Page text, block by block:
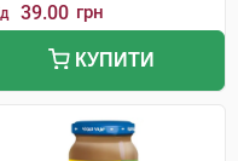
39.00 грн
КУПИТИ